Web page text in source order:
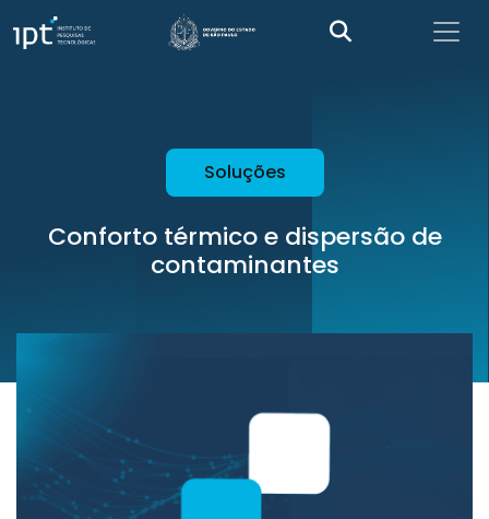
Soluções
Conforto térmico e dispersão de
contaminantes